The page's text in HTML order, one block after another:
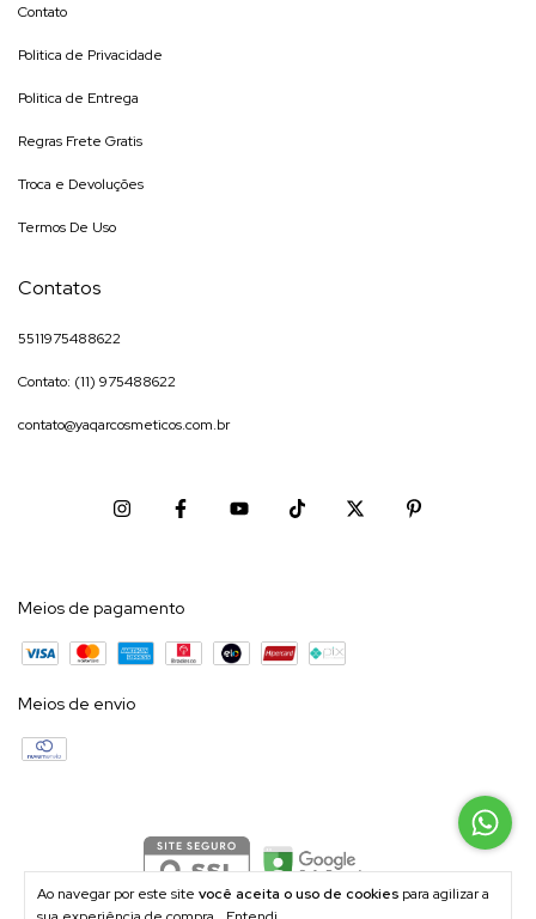
Ao navegar por este site você aceita o uso de cookies para agilizar a
Contato
Politica de Privacidade
Politica de Entrega
Regras Frete Gratis
Troca e Devoluções
Termos De Uso
Contatos
5511975488622
Contato: (11) 975488622
contato@yaqarcosmeticos.com.br
Meios de pagamento
Meios de envio